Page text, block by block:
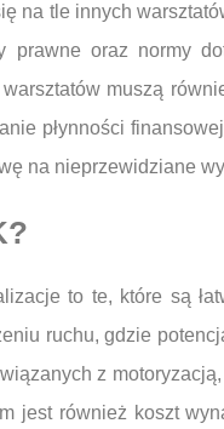
na tle innych
prawne oraz normy
muszą
płynności
na nieprzewidziane
to te, które są
ruchu, gdzie
z
jest również koszt